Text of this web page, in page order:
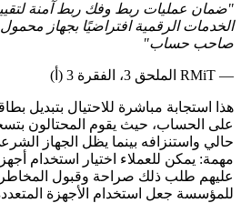
"ضمان عمليات ربط وفك ربط آمنة
الخدمات الرقمية افتراضيًا بجهاز
صاحب حساب"
— RMiT الملحق 3، الفقرة 3 (أ)
على الحساب، حيث يقوم المحتالون
حالي واستنزافه بينما يظل الجهاز
مهمة: يمكن للعملاء اختيار استخدام
عليهم طلب ذلك صراحة وقبول المخاطر
للمؤسسة جعل استخدام الأجهزة